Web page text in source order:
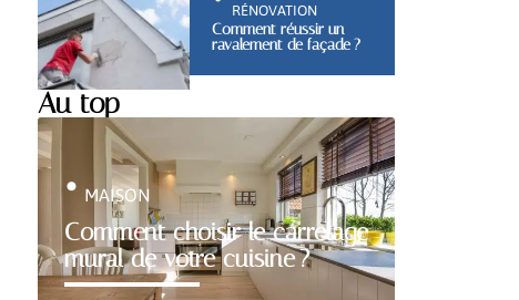
RÉNOVATION
Comment réussir un
ravalement de façade ?
Au top
Comment choisir le carrelage
mural de votre cuisine ?
MAISON